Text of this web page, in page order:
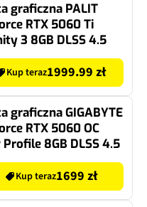
graficzna PALIT
RTX 5060 Ti
3 8GB DLSS 4.5
Kup teraz1999.99 zł
graficzna GIGABYTE
RTX 5060 OC
Profile 8GB DLSS 4.5
Kup teraz1699 zł